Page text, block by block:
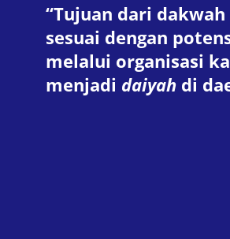
“Tujuan dari
sesuai dengan
melalui organisasi
menjadi daiyah di